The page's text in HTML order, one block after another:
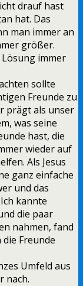
drauf hast
hat. Das
man immer an
größer.
immer
sollte
Freunde zu
prägt als unser
was seine
hast, die
wieder auf
Als Jesus
ganz einfache
und das
kannte
die paar
nahmen, fand
Freunde
Umfeld aus
nach.